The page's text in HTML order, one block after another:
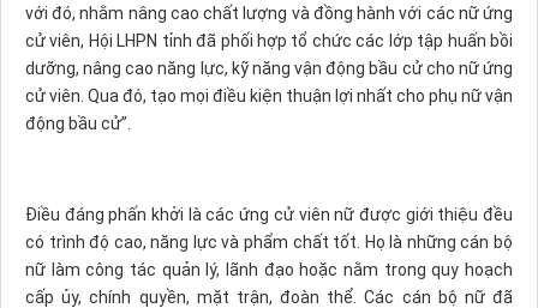
với đó, nhằm nâng cao chất lượng và đồng hành với các nữ ứng
cử viên, Hội LHPN tỉnh đã phối hợp tổ chức các lớp tập huấn bồi
dưỡng, nâng cao năng lực, kỹ năng vận động bầu cử cho nữ ứng
cử viên. Qua đó, tạo mọi điều kiện thuận lợi nhất cho phụ nữ vận
động bầu cử”.
Điều đáng phấn khởi là các ứng cử viên nữ được giới thiệu đều
có trình độ cao, năng lực và phẩm chất tốt. Họ là những cán bộ
nữ làm công tác quản lý, lãnh đạo hoặc nằm trong quy hoạch
cấp ủy, chính quyền, mặt trận, đoàn thể. Các cán bộ nữ đã